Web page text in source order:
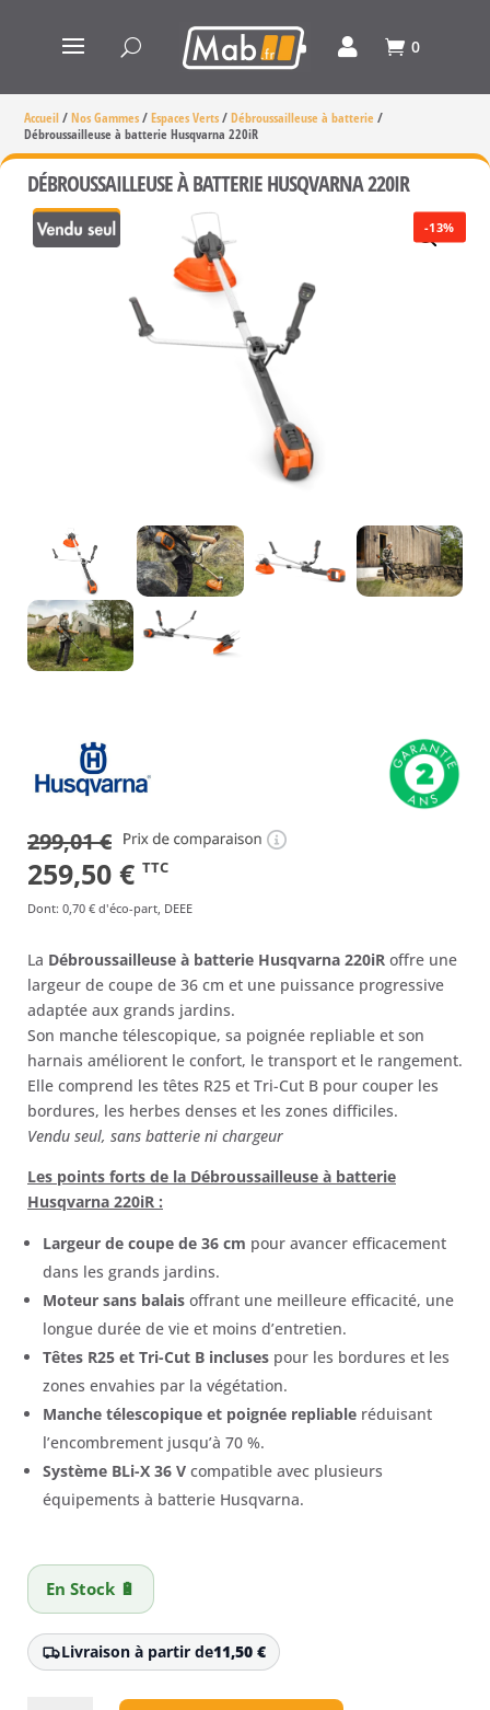
0
Accueil/Nos Gammes/Espaces Verts/Débroussailleuse à batterie /
Débroussailleuse à batterie Husqvarna 220iR
DÉBROUSSAILLEUSE À BATTERIE HUSQVARNA 220IR
-13%
299,01€
Le
prix
était :
299,01 €.
259,50 €Le
prix
est :
259,50 €.
TTC
Dont: 0,70 € d'éco-part, DEEE
La Débroussailleuse à batterie Husqvarna 220iR offre une
largeur de coupe de 36 cm et une puissance progressive
adaptée aux grands jardins.
Son manche télescopique, sa poignée repliable et son
harnais améliorent le confort, le transport et le rangement.
Elle comprend les têtes R25 et Tri-Cut B pour couper les
bordures, les herbes denses et les zones difficiles.
Vendu seul, sans batterie ni chargeur
Les points forts de la Débroussailleuse à batterie
Husqvarna 220iR :
Largeur de coupe de 36 cm pour avancer efficacement
dans les grands jardins.
Moteur sans balais offrant une meilleure efficacité, une
longue durée de vie et moins d’entretien.
Têtes R25 et Tri-Cut B incluses pour les bordures et les
zones envahies par la végétation.
Manche télescopique et poignée repliable réduisant
l’encombrement jusqu’à 70 %.
Système BLi-X 36 V compatible avec plusieurs
équipements à batterie Husqvarna.
En Stock 🔋
Livraison à partir de11,50 €